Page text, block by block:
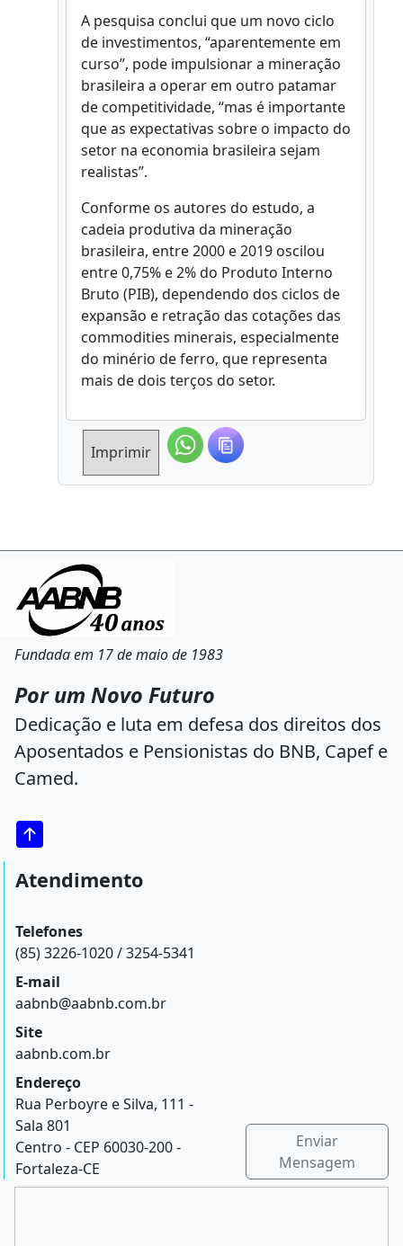
A pesquisa conclui que um novo ciclo
de investimentos, “aparentemente em
curso”, pode impulsionar a mineração
brasileira a operar em outro patamar
de competitividade, “mas é importante
que as expectativas sobre o impacto do
setor na economia brasileira sejam
realistas”.
Conforme os autores do estudo, a
cadeia produtiva da mineração
brasileira, entre 2000 e 2019 oscilou
entre 0,75% e 2% do Produto Interno
Bruto (PIB), dependendo dos ciclos de
expansão e retração das cotações das
commodities minerais, especialmente
do minério de ferro, que representa
mais de dois terços do setor.
Imprimir
Fundada em 17 de maio de 1983
Por um Novo Futuro
Dedicação e luta em defesa dos direitos dos
Aposentados e Pensionistas do BNB, Capef e
Camed.
Atendimento
Telefones
(85) 3226-1020 / 3254-5341
E-mail
aabnb@aabnb.com.br
Site
aabnb.com.br
Endereço
Rua Perboyre e Silva, 111 -
Sala 801
Centro - CEP 60030-200 -
Fortaleza-CE
Enviar
Mensagem